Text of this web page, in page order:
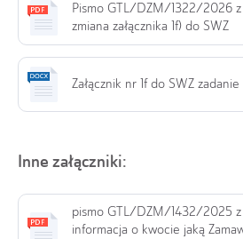
Pismo GTL/DZM/1322/2026
zmiana załącznika 1f) do SWZ
Załącznik nr 1f do SWZ
Inne załączniki:
pismo GTL/DZM/1432/2025
informacja o kwocie jaką